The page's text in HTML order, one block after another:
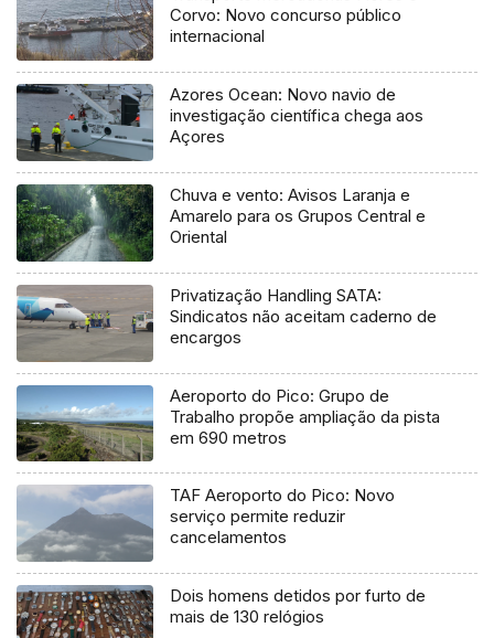
Corvo: Novo concurso público
internacional
Azores Ocean: Novo navio de
investigação científica chega aos
Açores
Chuva e vento: Avisos Laranja e
Amarelo para os Grupos Central e
Oriental
Privatização Handling SATA:
Sindicatos não aceitam caderno de
encargos
Aeroporto do Pico: Grupo de
Trabalho propõe ampliação da pista
em 690 metros
TAF Aeroporto do Pico: Novo
serviço permite reduzir
cancelamentos
Dois homens detidos por furto de
mais de 130 relógios